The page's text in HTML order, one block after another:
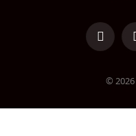
LinkedIn
© 2026